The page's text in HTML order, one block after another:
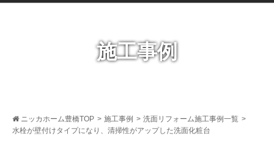
施工事例
ニッカホーム豊橋TOP > 施工事例 > 洗面リフォーム施工事例一覧 >
水栓が壁付けタイプになり、清掃性がアップした洗面化粧台